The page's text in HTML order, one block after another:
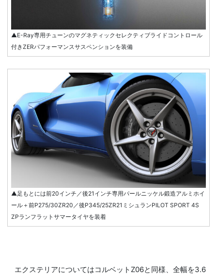
▲E-Ray専用チューンのマグネティックセレクティブライドコントロール
付きZERパフォーマンスサスペンションを装備
▲足もとには前20インチ／後21インチ専用パールニッケル鍛造アルミホイ
ール＋前P275/30ZR20／後P345/25ZR21ミシュランPILOT SPORT 4S
ZPランフラットサマータイヤを装着
エクステリアについてはコルベットZ06と同様、全幅を3.6